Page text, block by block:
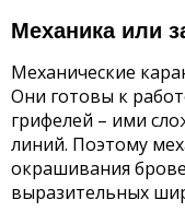
Механика или
Механические
Они готовы к
грифелей – ими
линий. Поэтому
окрашивания
выразительных